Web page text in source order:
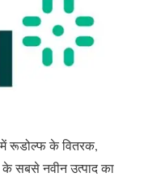
में रूडोल्फ के वितरक,
सबसे नवीन उत्पाद का